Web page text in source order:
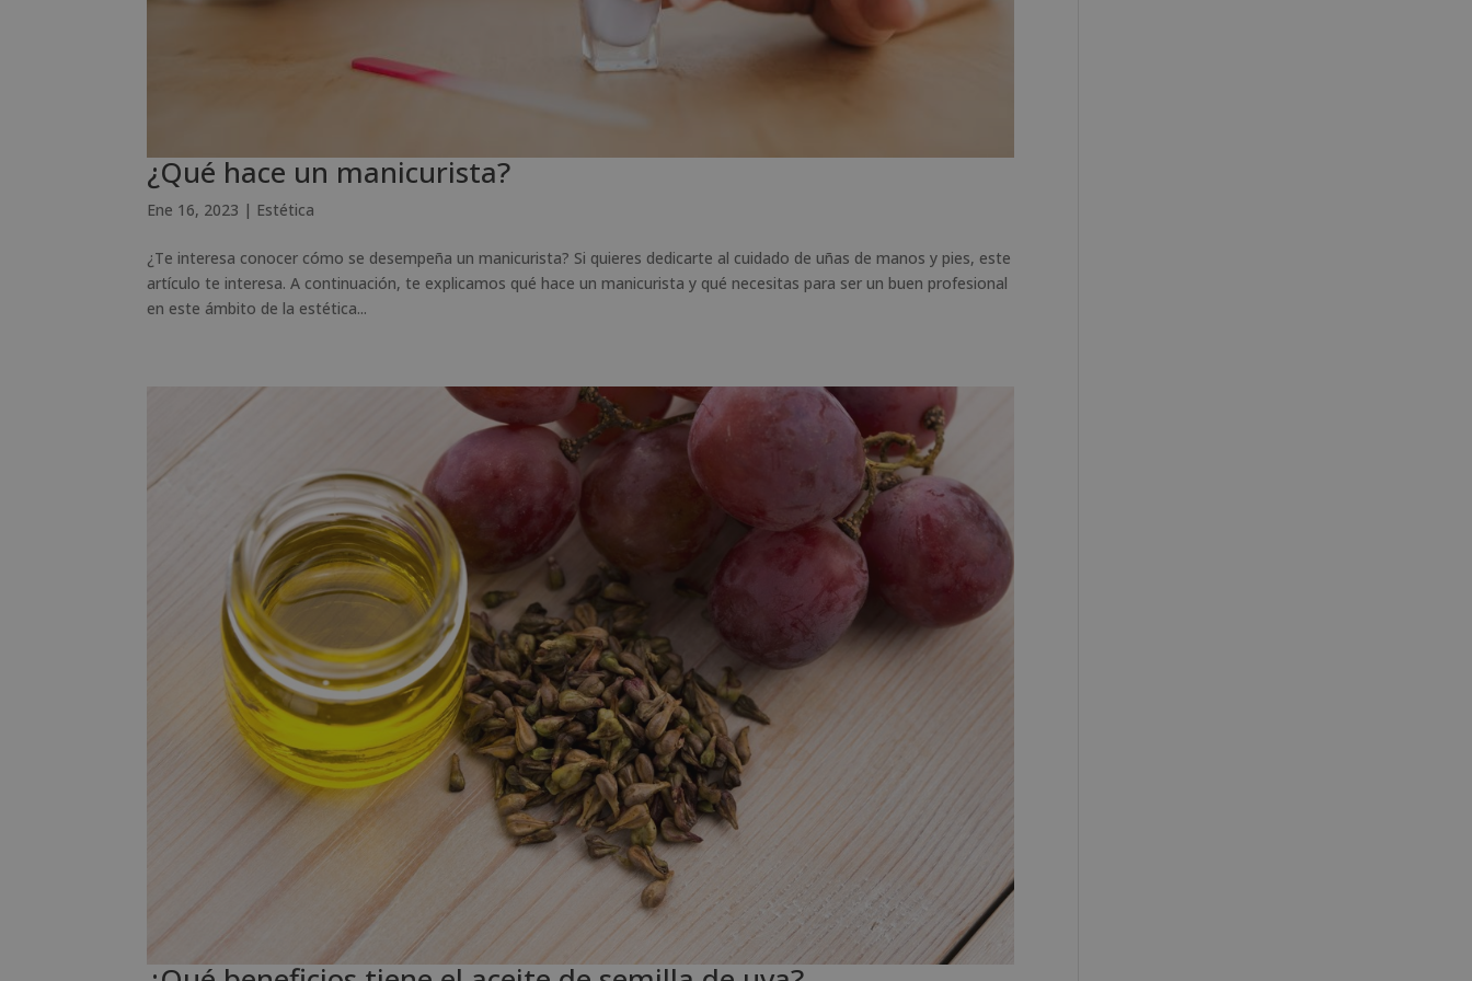
¿Qué hace un manicurista?
Ene 16, 2023 | Estética
¿Te interesa conocer cómo se desempeña un manicurista? Si quieres dedicarte al cuidado de uñas de manos y pies, este
artículo te interesa. A continuación, te explicamos qué hace un manicurista y qué necesitas para ser un buen profesional
en este ámbito de la estética...